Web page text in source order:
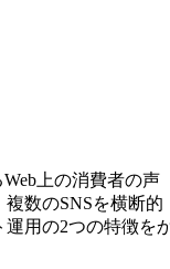
上の消費者の声
数のSNSを横断的
用の2つの特徴をか